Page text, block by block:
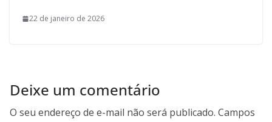
22 de janeiro de 2026
Deixe um comentário
O seu endereço de e-mail não será publicado. Campos